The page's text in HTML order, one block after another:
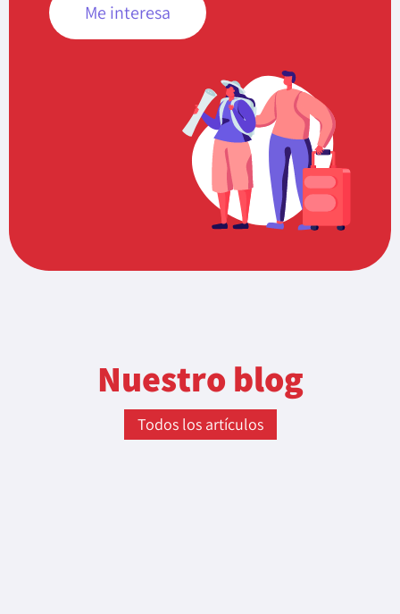
Me interesa
Nuestro blog
Todos los artículos